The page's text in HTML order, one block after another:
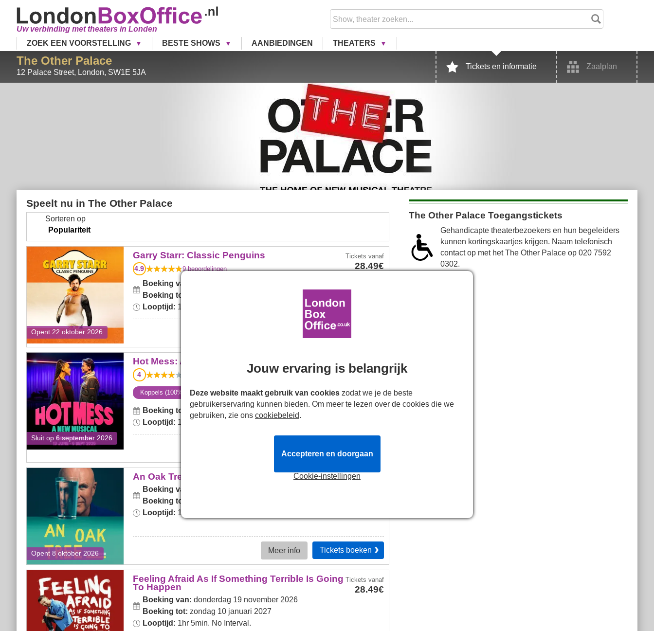
Uw verbinding met theaters in Londen
ZOEK EEN VOORSTELLING
BESTE SHOWS AANBIEDINGEN THEATERS
The Other Palace
12 Palace Street, London, SW1E 5JA
Tickets en informatie Zaalplan
Speelt nu in The Other Palace
Sorteren op
Opent 22 oktober 2026
Garry Starr: Classic
Penguins
Garry Starr: Classic Penguins
4.9 9beoordelingen
Tickets vanaf
28.49€
Boeking van:
Boeking tot:
Looptijd: 1hr 5min. No interval.
Sluit op 6 september 2026
Hot Mess: A New Musical Hot Mess: A New Musical
4
Tickets
35.49€
Koppels (100%) Theatergangers (100%) i
Boeking tot:
zondag 6 september 2026
Looptijd: 1hr 15min
Opent 8 oktober 2026
An Oak Tree An Oak Tree Tickets
Boeking van:
Boeking tot:
Looptijd: 1hr 15min.
Meer info Tickets boeken
Feeling Afraid As If
Something Terrible Is Going
To Happen
Feeling Afraid As If Something Terrible Is Going
To Happen
Tickets vanaf
28.49€
Boeking van: donderdag 19 november 2026
Boeking tot: zondag 10 januari 2027
Looptijd: 1hr 5min. No Interval.
The Other Palace Toegangstickets
Gehandicapte theaterbezoekers en hun begeleiders
kunnen kortingskaartjes krijgen. Naam telefonisch
contact op met het The Other Palace op 020 7592
0302.
Jouw ervaring is belangrijk
Deze website maakt gebruik van cookies zodat we je de beste
gebruikerservaring kunnen bieden. Om meer te lezen over de cookies die we
gebruiken, zie ons cookiebeleid.
Cookie-instellingen
Accepteren en doorgaan